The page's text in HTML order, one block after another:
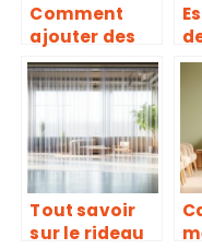
Comment
ajouter des
rangements
malins a
votre table
basse touret :
le guide
ultime !
Tout savoir
sur le rideau